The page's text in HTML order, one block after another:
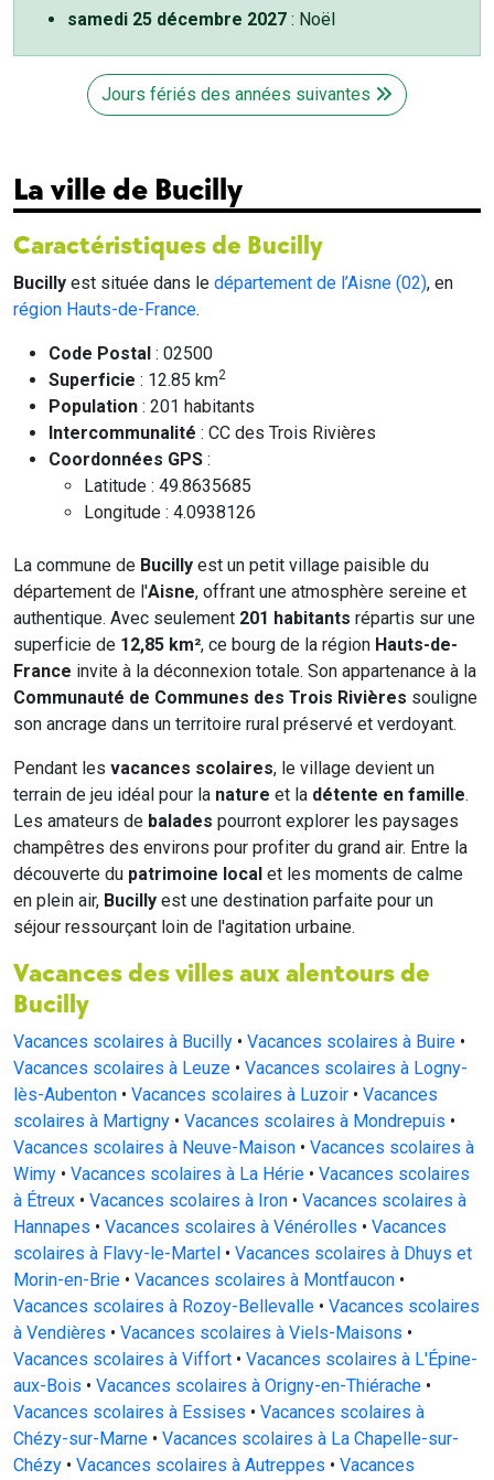
samedi 25 décembre 2027 : Noël
Jours fériés des années suivantes
La ville de Bucilly
Caractéristiques de Bucilly
Bucilly est située dans le département de l’Aisne (02), en
région Hauts-de-France.
Code Postal : 02500
Superficie : 12.85 km2
Population : 201 habitants
Intercommunalité : CC des Trois Rivières
Coordonnées GPS :
Latitude : 49.8635685
Longitude : 4.0938126
La commune de Bucilly est un petit village paisible du
département de l'Aisne, offrant une atmosphère sereine et
authentique. Avec seulement 201 habitants répartis sur une
superficie de 12,85 km², ce bourg de la région Hauts-de-
France invite à la déconnexion totale. Son appartenance à la
Communauté de Communes des Trois Rivières souligne
son ancrage dans un territoire rural préservé et verdoyant.
Pendant les vacances scolaires, le village devient un
terrain de jeu idéal pour la nature et la détente en famille.
Les amateurs de balades pourront explorer les paysages
champêtres des environs pour profiter du grand air. Entre la
découverte du patrimoine local et les moments de calme
en plein air, Bucilly est une destination parfaite pour un
séjour ressourçant loin de l'agitation urbaine.
Vacances des villes aux alentours de
Bucilly
Vacances scolaires à Bucilly • Vacances scolaires à Buire •
Vacances scolaires à Leuze • Vacances scolaires à Logny-
lès-Aubenton • Vacances scolaires à Luzoir • Vacances
scolaires à Martigny • Vacances scolaires à Mondrepuis •
Vacances scolaires à Neuve-Maison • Vacances scolaires à
Wimy • Vacances scolaires à La Hérie • Vacances scolaires
à Étreux • Vacances scolaires à Iron • Vacances scolaires à
Hannapes • Vacances scolaires à Vénérolles • Vacances
scolaires à Flavy-le-Martel • Vacances scolaires à Dhuys et
Morin-en-Brie • Vacances scolaires à Montfaucon •
Vacances scolaires à Rozoy-Bellevalle • Vacances scolaires
à Vendières • Vacances scolaires à Viels-Maisons •
Vacances scolaires à Viffort • Vacances scolaires à L'Épine-
aux-Bois • Vacances scolaires à Origny-en-Thiérache •
Vacances scolaires à Essises • Vacances scolaires à
Chézy-sur-Marne • Vacances scolaires à La Chapelle-sur-
Chézy • Vacances scolaires à Autreppes • Vacances